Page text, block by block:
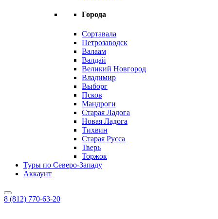
Города
Сортавала
Петрозаводск
Валаам
Валдай
Великий Новгород
Владимир
Выборг
Псков
Мандроги
Старая Ладога
Новая Ладога
Тихвин
Старая Русса
Тверь
Торжок
Туры по Северо-Западу
Аккаунт
8 (812) 770-63-20